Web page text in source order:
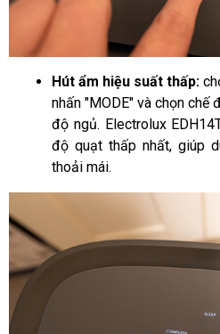
Hút ẩm hiệu suất thấp:
nhấn "MODE" và chọn chế
độ ngủ. Electrolux
độ quạt thấp nhất, giúp
thoải mái.